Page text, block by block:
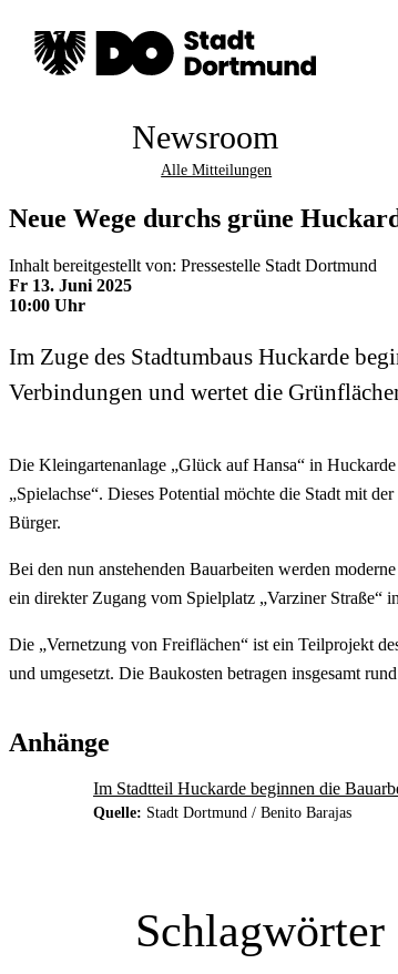
Newsroom
Alle Mitteilungen
Neue Wege durchs grüne
Inhalt bereitgestellt von: Pressestelle Stadt Dortmund
Fr 13. Juni 2025
10:00 Uhr
Im Zuge des Stadtumbaus Huckarde
Verbindungen und wertet die
Die Kleingartenanlage „Glück auf Hansa“ in
„Spielachse“. Dieses Potential möchte die Stadt mit
Bürger.
Bei den nun anstehenden Bauarbeiten werden
ein direkter Zugang vom Spielplatz „Varziner Straße“
Die „Vernetzung von Freiflächen“ ist ein Teilprojekt
und umgesetzt. Die Baukosten betragen insgesamt
Anhänge
Im Stadtteil Huckarde beginnen die
Quelle: Stadt Dortmund / Benito Barajas
Schlagwörter